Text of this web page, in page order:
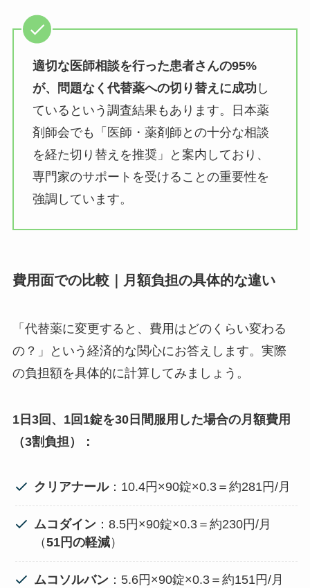
適切な医師相談を行った患者さんの95%
が、問題なく代替薬への切り替えに成功 し
ているという調査結果もあります。日本薬
剤師会でも「医師・薬剤師との十分な相談
を経た切り替えを推奨」と案内しており、
専門家のサポートを受けることの重要性を
強調しています。
費用面での比較｜月額負担の具体的な違い
「代替薬に変更すると、費用はどのくらい変わる
の？」という経済的な関心にお答えします。実際
の負担額を具体的に計算してみましょう。
1日3回、1回1錠を30日間服用した場合の月額費用
（3割負担）：
クリアナール：10.4円×90錠×0.3＝約281円/月
ムコダイン ：8.5円×90錠×0.3＝約230円/月
（51円の軽減）
ムコソルバン ：5.6円×90錠×0.3＝約151円/月